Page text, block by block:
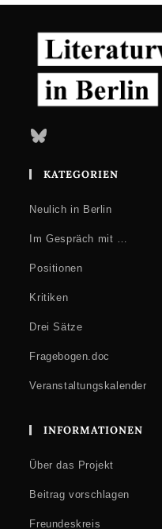
Bluesky
KATEGORIEN
Neulich in Berlin
Im Gespräch mit …
Positionen
Kritiken
Drei Sätze
Fragebogen.doc
Veranstaltungskalender
INFORMATIONEN
Über das Projekt
Beitrag vorschlagen
Freundeskreis